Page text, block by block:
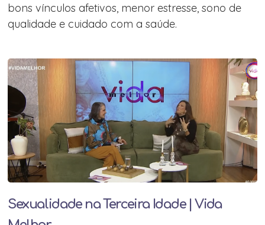
bons vínculos afetivos, menor estresse, sono de
qualidade e cuidado com a saúde.
Sexualidade na Terceira Idade | Vida